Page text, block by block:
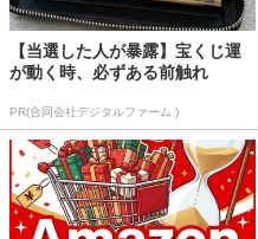
【当選した人が暴露】宝くじ運
が動く時、必ずある前触れ
PR(合同会社デジタルファーム )